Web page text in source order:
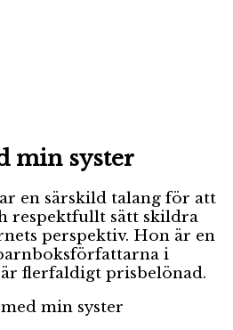
min syster
en särskild talang för att
respektfullt sätt skildra
perspektiv. Hon är en
i
flerfaldigt prisbelönad.